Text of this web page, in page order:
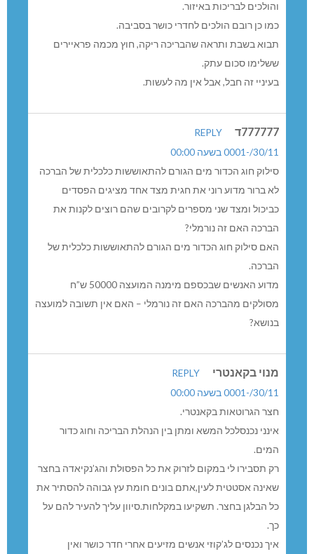
והולכים לבריכות באיזור.
כמו כן רובם הולכים לחדרי כושר בסביבה.
תבוא בשבת ותראה שהבריכה ריקה, חוץ מכמה פראיירים
ששלימו סכום עתק.
בעיניי זה חבל, אבל אין מה לעשות.
777777ד
REPLY
30/11/-0001 בשעה 00:00
סילוק חוג הכדור מים הגורם להתאוששות כלכלית של הברכה
לא ברור מדוע רוני את חגית מצד אחד מציגים הפסדים
כביכול ומצד שני מספרים לקרובים שהם רוצים לקנות את
הברכה האם זה נורמלי?
האם סילוק חוג הכדור מים הגורם להתאוששות כלכלית של
הברכה.
מדוע האנשים שבכספם מימנה המועצה 50000 ש”ח
מסולקים מהברכה האם זה נורמלי – האם אין תשובה למועצה
בנושא?
מנוי בקאנטרי
REPLY
30/11/-0001 בשעה 00:00
חצר הגרוטאות בקאנטרי.
אינני נכנסלכל המשא ומתן בין הנהלת הבריכה וחוג כדור
המים.
רק תסבירו לי במקום לזרוק את כל הפסולת והג’נקיאדה בחצר
שאינה אסטטית לעין,אתם בונים חומת עץ גבוהה להסתיר את
כל הבלגן בחצר. תשקיעו במקלחות.סיוון עליך להעיר להם על
כך.
איך נכנסים לג’קוזי אנשים מזיעים אחרי חדר כושר ואין